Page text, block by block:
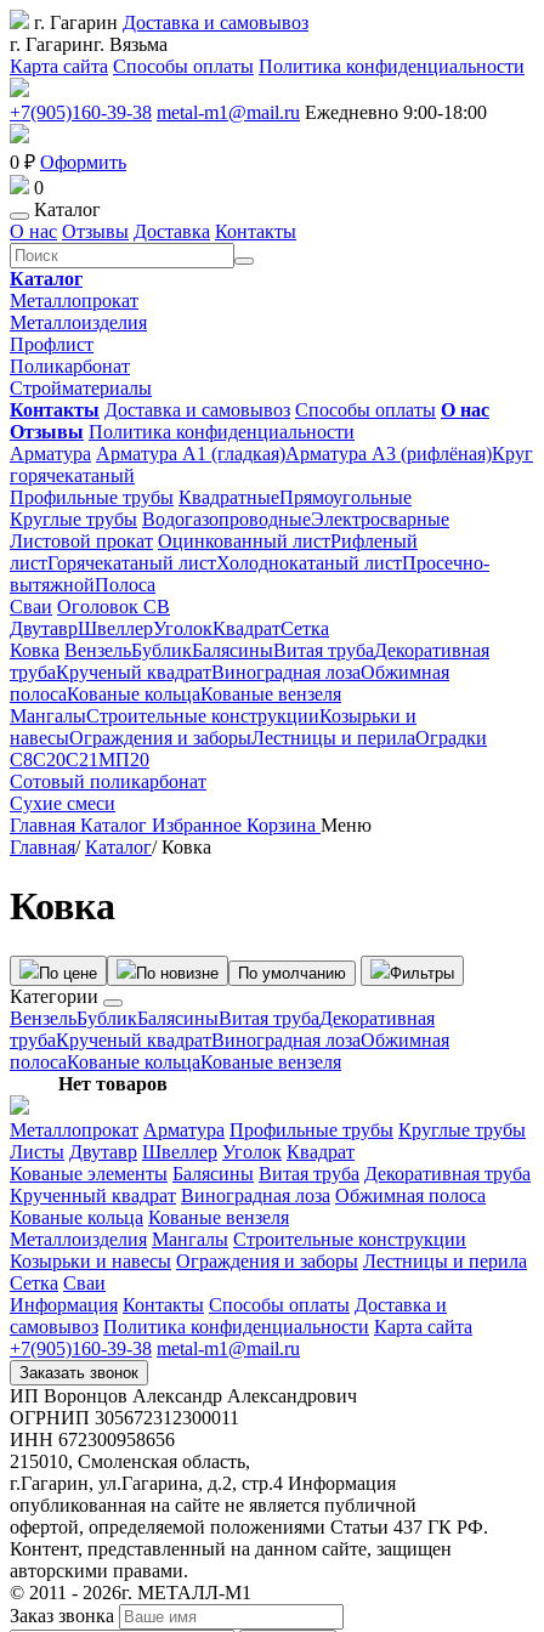
г. Гагарин Доставка и самовывоз
г. Гагаринг. Вязьма
Карта сайта Способы оплаты Политика конфиденциальности
+7(905)160-39-38 metal-m1@mail.ru Ежедневно 9:00-18:00
0 ₽ Оформить
0
Каталог
О нас Отзывы Доставка Контакты
Каталог
Металлопрокат
Металлоизделия
Профлист
Поликарбонат
Стройматериалы
Контакты Доставка и самовывоз Способы оплаты О нас
Отзывы Политика конфиденциальности
Арматура Арматура А1 (гладкая)Арматура А3 (рифлёная)Круг
горячекатаный
Профильные трубы КвадратныеПрямоугольные
Круглые трубы ВодогазопроводныеЭлектросварные
Листовой прокат Оцинкованный листРифленый
листГорячекатаный листХолоднокатаный листПросечно-
вытяжнойПолоса
Сваи Оголовок СВ
ДвутаврШвеллерУголокКвадратСетка
Ковка ВензельБубликБалясиныВитая трубаДекоративная
трубаКрученый квадратВиноградная лозаОбжимная
полосаКованые кольцаКованые вензеля
МангалыСтроительные конструкцииКозырьки и
навесыОграждения и заборыЛестницы и перилаОградки
С8С20С21МП20
Сотовый поликарбонат
Сухие смеси
Главная Каталог Избранное Корзина Меню
Главная/ Каталог/ Ковка
Ковка
По цене По новизне По умолчанию Фильтры
Категории
ВензельБубликБалясиныВитая трубаДекоративная
трубаКрученый квадратВиноградная лозаОбжимная
полосаКованые кольцаКованые вензеля
Нет товаров
Металлопрокат Арматура Профильные трубы Круглые трубы
Листы Двутавр Швеллер Уголок Квадрат
Кованые элементы Балясины Витая труба Декоративная труба
Крученный квадрат Виноградная лоза Обжимная полоса
Кованые кольца Кованые вензеля
Металлоизделия Мангалы Строительные конструкции
Козырьки и навесы Ограждения и заборы Лестницы и перила
Сетка Сваи
Информация Контакты Способы оплаты Доставка и
самовывоз Политика конфиденциальности Карта сайта
+7(905)160-39-38 metal-m1@mail.ru
Заказать звонок
ИП Воронцов Александр Александрович
ОГРНИП 305672312300011
ИНН 672300958656
215010, Смоленская область,
г.Гагарин, ул.Гагарина, д.2, стр.4 Информация
опубликованная на сайте не является публичной
офертой, определяемой положениями Статьи 437 ГК РФ.
Контент, представленный на данном сайте, защищен
авторскими правами.
© 2011 - 2026г. МЕТАЛЛ-М1
Заказ звонка